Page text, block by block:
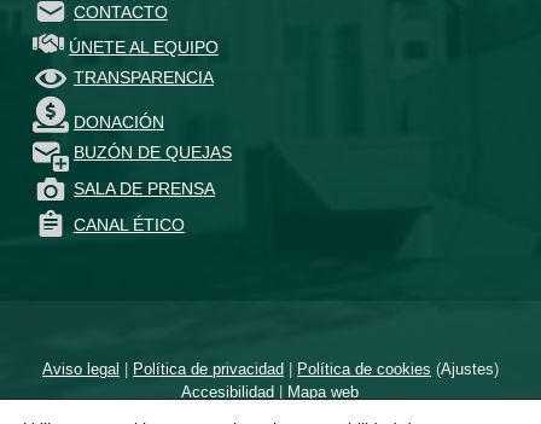
CONTACTO
ÚNETE AL EQUIPO
TRANSPARENCIA
DONACIÓN
BUZÓN DE QUEJAS
SALA DE PRENSA
CANAL ÉTICO
Aviso legal | Política de privacidad| Política de cookies (Ajustes)
Accesibilidad | Mapa web